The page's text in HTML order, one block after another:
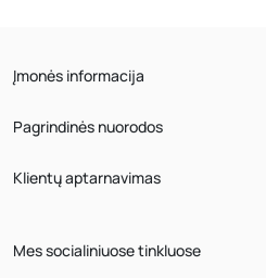
Įmonės informacija
Pagrindinės nuorodos
Klientų aptarnavimas
Mes socialiniuose tinkluose